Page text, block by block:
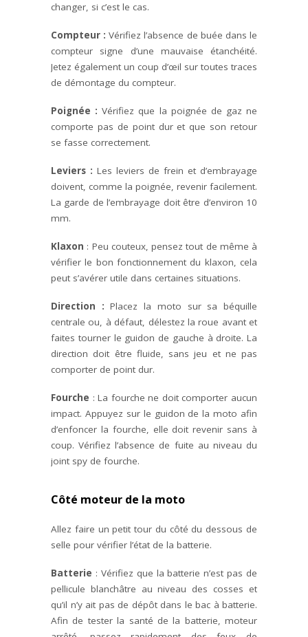
changer, si c’est le cas.
Compteur : Vérifiez l’absence de buée dans le
compteur signe d’une mauvaise étanchéité.
Jetez également un coup d’œil sur toutes traces
de démontage du compteur.
Poignée : Vérifiez que la poignée de gaz ne
comporte pas de point dur et que son retour
se fasse correctement.
Leviers : Les leviers de frein et d’embrayage
doivent, comme la poignée, revenir facilement.
La garde de l’embrayage doit être d’environ 10
mm.
Klaxon : Peu couteux, pensez tout de même à
vérifier le bon fonctionnement du klaxon, cela
peut s’avérer utile dans certaines situations.
Direction : Placez la moto sur sa béquille
centrale ou, à défaut, délestez la roue avant et
faites tourner le guidon de gauche à droite. La
direction doit être fluide, sans jeu et ne pas
comporter de point dur.
Fourche : La fourche ne doit comporter aucun
impact. Appuyez sur le guidon de la moto afin
d’enfoncer la fourche, elle doit revenir sans à
coup. Vérifiez l’absence de fuite au niveau du
joint spy de fourche.
Côté moteur de la moto
Allez faire un petit tour du côté du dessous de
selle pour vérifier l’état de la batterie.
Batterie : Vérifiez que la batterie n’est pas de
pellicule blanchâtre au niveau des cosses et
qu’il n’y ait pas de dépôt dans le bac à batterie.
Afin de tester la santé de la batterie, moteur